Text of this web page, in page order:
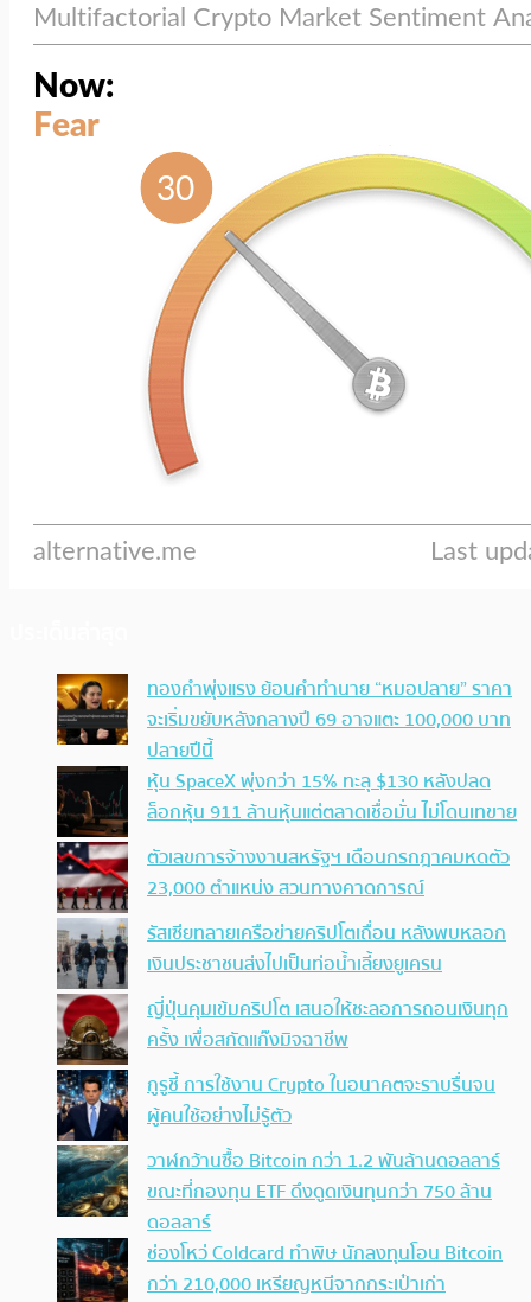
ทองคำพุ่งแรง ย้อนคำทำนาย “หมอปลาย” ราคา
จะเริ่มขยับหลังกลางปี 69 อาจแตะ 100,000 บาท
ปลายปีนี้
หุ้น SpaceX พุ่งกว่า 15% ทะลุ $130 หลังปลด
ล็อกหุ้น 911 ล้านหุ้นแต่ตลาดเชื่อมั่น ไม่โดนเทขาย
ตัวเลขการจ้างงานสหรัฐฯ เดือนกรกฎาคมหดตัว
23,000 ตำแหน่ง สวนทางคาดการณ์
รัสเซียทลายเครือข่ายคริปโตเถื่อน หลังพบหลอก
เงินประชาชนส่งไปเป็นท่อน้ำเลี้ยงยูเครน
ญี่ปุ่นคุมเข้มคริปโต เสนอให้ชะลอการถอนเงินทุก
ครั้ง เพื่อสกัดแก๊งมิจฉาชีพ
กูรูชี้ การใช้งาน Crypto ในอนาคตจะราบรื่นจน
ผู้คนใช้อย่างไม่รู้ตัว
วาฬกว้านซื้อ Bitcoin กว่า 1.2 พันล้านดอลลาร์
ขณะที่กองทุน ETF ดึงดูดเงินทุนกว่า 750 ล้าน
ดอลลาร์
ช่องโหว่ Coldcard ทำพิษ นักลงทุนโอน Bitcoin
กว่า 210,000 เหรียญหนีจากกระเป๋าเก่า